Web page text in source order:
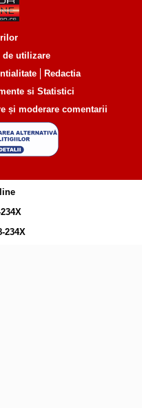
utilizare
Redactia
și moderare comentarii
234X